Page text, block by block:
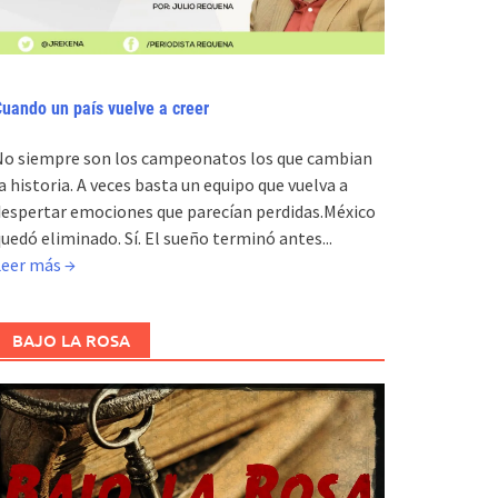
un país vuelve a creer
siempre son los campeonatos los que cambian
historia. A veces basta un equipo que vuelva a
emociones que parecían perdidas.México
eliminado. Sí. El sueño terminó antes...
más →
BAJO LA ROSA